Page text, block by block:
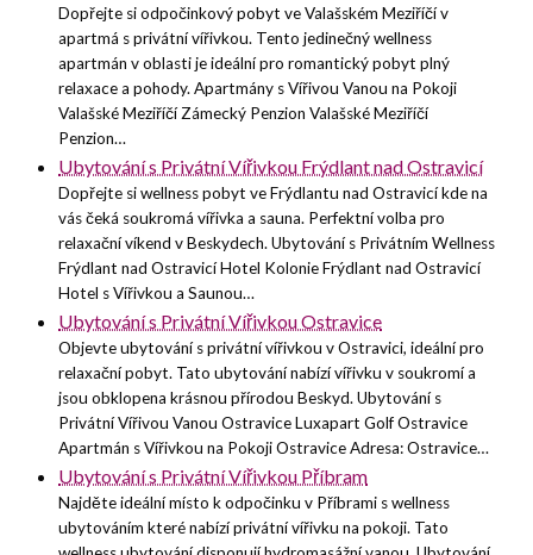
Dopřejte si odpočinkový pobyt ve Valašském Meziříčí v
apartmá s privátní vířivkou. Tento jedinečný wellness
apartmán v oblasti je ideální pro romantický pobyt plný
relaxace a pohody. Apartmány s Vířivou Vanou na Pokoji
Valašské Meziříčí Zámecký Penzion Valašské Meziříčí
Penzion…
Ubytování s Privátní Vířivkou Frýdlant nad Ostravicí
Dopřejte si wellness pobyt ve Frýdlantu nad Ostravicí kde na
vás čeká soukromá vířivka a sauna. Perfektní volba pro
relaxační víkend v Beskydech. Ubytování s Privátním Wellness
Frýdlant nad Ostravicí Hotel Kolonie Frýdlant nad Ostravicí
Hotel s Vířivkou a Saunou…
Ubytování s Privátní Vířivkou Ostravice
Objevte ubytování s privátní vířivkou v Ostravici, ideální pro
relaxační pobyt. Tato ubytování nabízí vířivku v soukromí a
jsou obklopena krásnou přírodou Beskyd. Ubytování s
Privátní Vířivou Vanou Ostravice Luxapart Golf Ostravice
Apartmán s Vířivkou na Pokoji Ostravice Adresa: Ostravice…
Ubytování s Privátní Vířivkou Příbram
Najděte ideální místo k odpočinku v Příbrami s wellness
ubytováním které nabízí privátní vířivku na pokoji. Tato